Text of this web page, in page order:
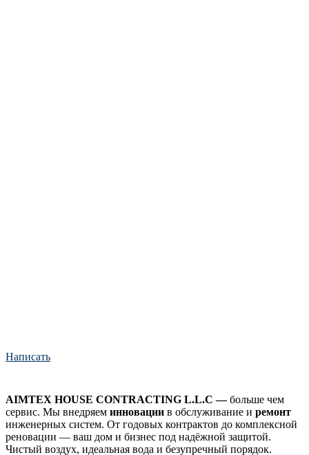
Написать
AIMTEX HOUSE CONTRACTING L.L.C —больше чем
сервис. Мы внедряем инновации в обслуживание и ремонт
инженерных систем. От годовых контрактов до комплексной
реновации — ваш дом и бизнес под надёжной защитой.
Чистый воздух, идеальная вода и безупречный порядок.